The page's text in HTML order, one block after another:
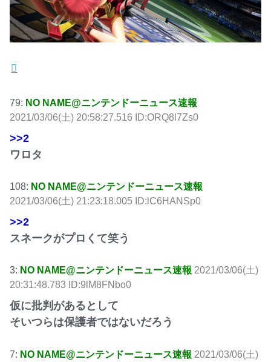
79: NO NAME@ニンテンドーニュース速報
2021/03/06(土) 20:58:27.516 ID:ORQ8l7Zs0
>>2
ワロタ
108: NO NAME@ニンテンドーニュース速報
2021/03/06(土) 21:23:18.005 ID:lC6HANSp0
>>2
スネークがプロくて笑う
3: NO NAME@ニンテンドーニュース速報 2021/03/06(土)
20:31:48.783 ID:9lM8FNbo0
仮に批判があるとして
そいつらは保護者ではないだろう
7: NO NAME@ニンテンドーニュース速報 2021/03/06(土)